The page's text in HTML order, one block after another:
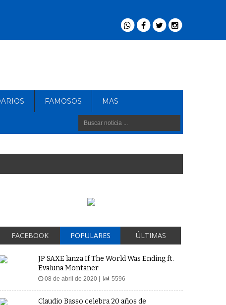
FAMOSOS MAS
FACEBOOK POPULARES ÚLTIMAS
JP SAXE lanza If The World Was Ending ft.
Evaluna Montaner
08 de abril de 2020 | 5596
Claudio Basso celebra 20 años de